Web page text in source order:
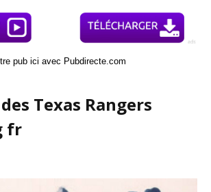
pub ici avec Pubdirecte.com
Texas Rangers
fr